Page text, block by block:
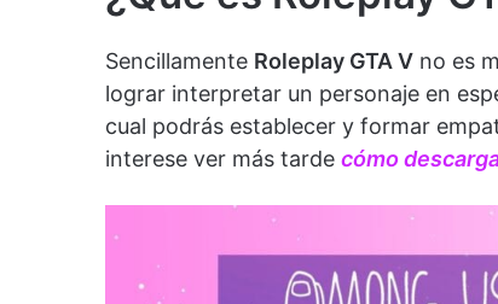
Sencillamente Roleplay GTA V no es
lograr interpretar un personaje en
cual podrás establecer y formar
interese ver más tarde cómo